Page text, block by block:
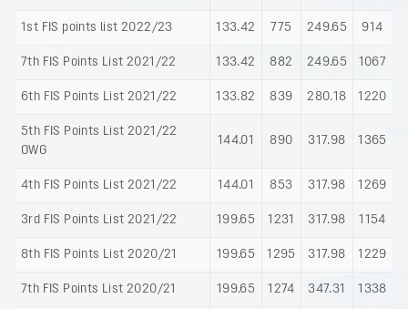
1st FIS points list 2022/23 133.42 775 249.65 914
7th FIS Points List 2021/22 133.42 882 249.65 1067
6th FIS Points List 2021/22 133.82 839 280.18 1220
5th FIS Points List 2021/22
OWG
144.01 890 317.98 1365
4th FIS Points List 2021/22 144.01 853 317.98 1269
3rd FIS Points List 2021/22 199.65 1231 317.98 1154
8th FIS Points List 2020/21 199.65 1295 317.98 1229
7th FIS Points List 2020/21 199.65 1274 347.31 1338